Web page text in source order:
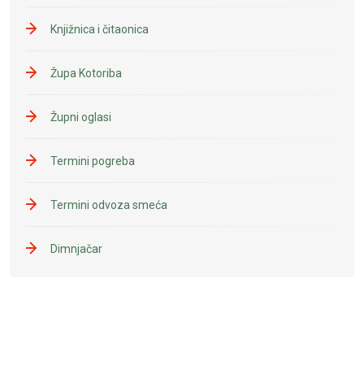
Knjižnica i čitaonica
Župa Kotoriba
Župni oglasi
Termini pogreba
Termini odvoza smeća
Dimnjačar